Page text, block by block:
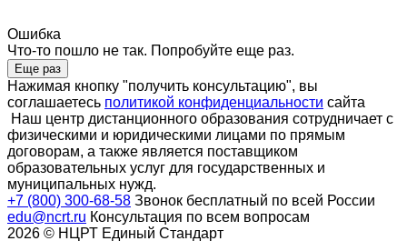
Ошибка
Что-то пошло не так. Попробуйте еще раз.
Еще раз
Нажимая кнопку "получить консультацию", вы
соглашаетесь политикой конфиденциальности сайта
Наш центр дистанционного образования сотрудничает с
физическими и юридическими лицами по прямым
договорам, а также является поставщиком
образовательных услуг для государственных и
муниципальных нужд.
+7 (800) 300-68-58 Звонок бесплатный по всей России
edu@ncrt.ru Консультация по всем вопросам
2026 © НЦРТ Единый Стандарт